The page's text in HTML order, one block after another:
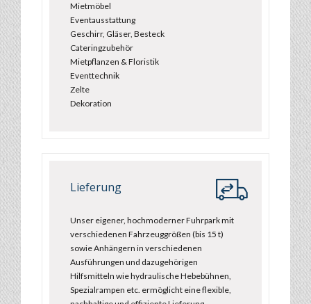
Mietmöbel
Eventausstattung
Geschirr, Gläser, Besteck
Cateringzubehör
Mietpflanzen & Floristik
Eventtechnik
Zelte
Dekoration
Lieferung
Unser eigener, hochmoderner Fuhrpark mit
verschiedenen Fahrzeuggrößen (bis 15 t)
sowie Anhängern in verschiedenen
Ausführungen und dazugehörigen
Hilfsmitteln wie hydraulische Hebebühnen,
Spezialrampen etc. ermöglicht eine flexible,